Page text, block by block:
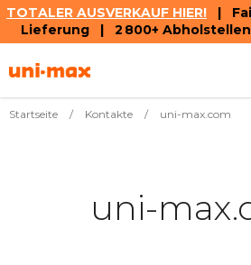
TOTALER AUSVERKAUF HIER! |
Lieferung | 2 800+
Inhalt
Startseite / Kontakte / uni-max.com
uni-